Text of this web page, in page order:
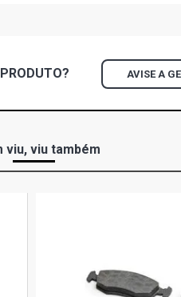
PRODUTO? AVISE A
viu, viu também